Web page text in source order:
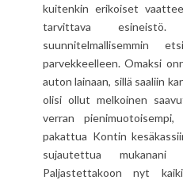
kuitenkin erikoiset
tarvittava
suunnitelmallisemmin
parvekkeelleen. Omaksi
auton lainaan, sillä saaliin
olisi ollut melkoinen
verran
pakattua Kontin
sujautettua
Paljastettakoon nyt